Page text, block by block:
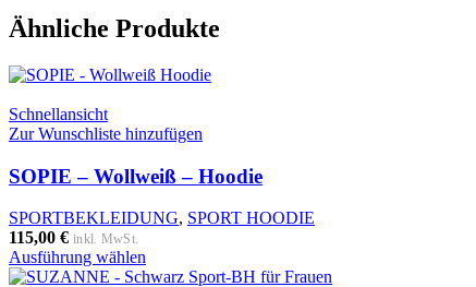
Ähnliche Produkte
Schnellansicht
Zur Wunschliste hinzufügen
SOPIE – Wollweiß – Hoodie
SPORTBEKLEIDUNG, SPORT HOODIE
115,00 € inkl. MwSt.
Ausführung wählen
Produkt